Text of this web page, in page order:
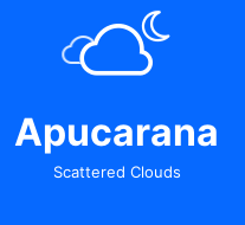
Apucarana
Scattered Clouds